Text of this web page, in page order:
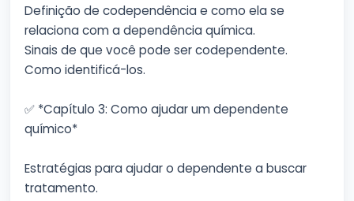
Definição de codependência e como ela se
relaciona com a dependência química.
Sinais de que você pode ser codependente.
Como identificá-los.
✅ *Capítulo 3: Como ajudar um dependente
químico*
Estratégias para ajudar o dependente a buscar
tratamento.